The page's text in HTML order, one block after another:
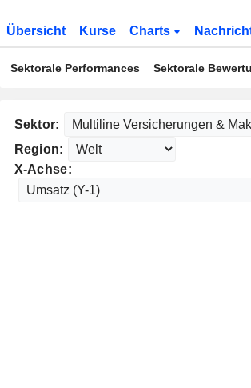
Übersicht Kurse Charts
Sektorale Performances Sektorale
Sektor:
Region:
X-Achse: